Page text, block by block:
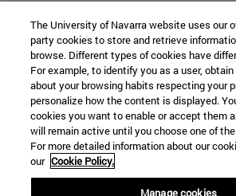
The University of Navarra website uses our
party cookies to store and retrieve
browse. Different types of cookies have
For example, to identify you as a user,
about your browsing habits respecting your
personalize how the content is displayed.
cookies you want to enable or accept them
will remain active until you choose one of
For more detailed information about our
our Cookie Policy.
Manage cookies